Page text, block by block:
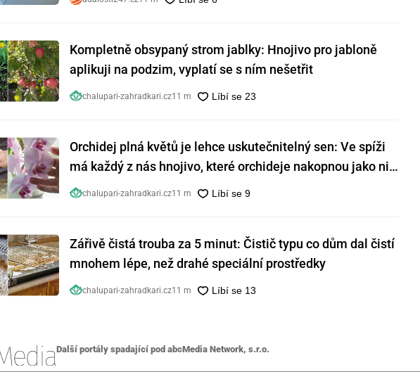
Kompletně obsypaný strom jablky: Hnojivo pro jabloně
aplikuji na podzim, vyplatí se s ním nešetřit
chalupari-zahradkari.cz11 m
Orchidej plná květů je lehce uskutečnitelný sen: Ve spíži
má každý z nás hnojivo, které orchideje nakopnou jako nic
předtím
chalupari-zahradkari.cz11 m
Zářivě čistá trouba za 5 minut: Čistič typu co dům dal čistí
mnohem lépe, než drahé speciální prostředky
chalupari-zahradkari.cz11 m
Další portály spadající pod abcMedia Network, s.r.o.